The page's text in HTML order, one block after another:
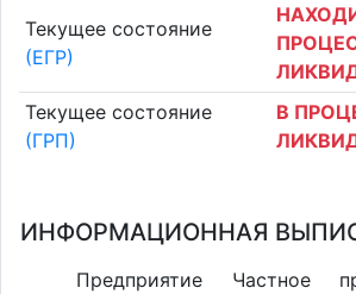
Текущее состояние
(ЕГР)
Текущее состояние
(ГРП)
В
ИНФОРМАЦИОННАЯ
Предприятие Частное